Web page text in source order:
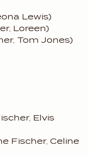
Lewis)
Loreen)
Tom Jones)
Elvis
Fischer, Celine